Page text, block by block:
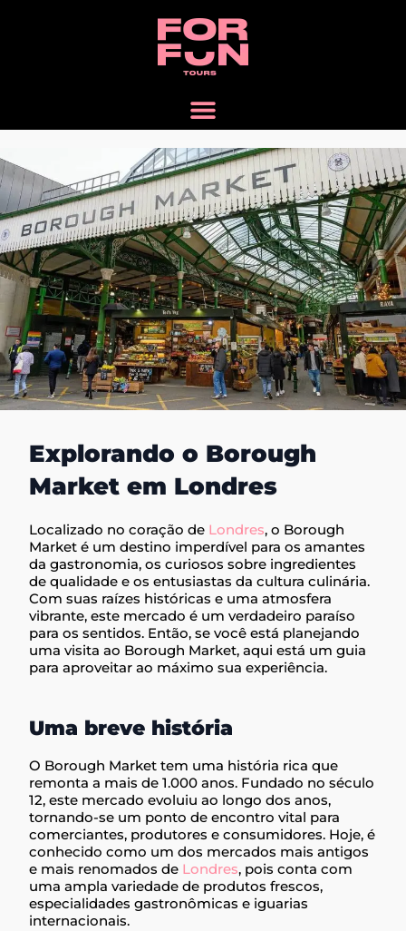
Explorando o Borough
Market em Londres
Localizado no coração de Londres, o Borough
Market é um destino imperdível para os amantes
da gastronomia, os curiosos sobre ingredientes
de qualidade e os entusiastas da cultura culinária.
Com suas raízes históricas e uma atmosfera
vibrante, este mercado é um verdadeiro paraíso
para os sentidos. Então, se você está planejando
uma visita ao Borough Market, aqui está um guia
para aproveitar ao máximo sua experiência.
Uma breve história
O Borough Market tem uma história rica que
remonta a mais de 1.000 anos. Fundado no século
12, este mercado evoluiu ao longo dos anos,
tornando-se um ponto de encontro vital para
comerciantes, produtores e consumidores. Hoje, é
conhecido como um dos mercados mais antigos
e mais renomados de Londres, pois conta com
uma ampla variedade de produtos frescos,
especialidades gastronômicas e iguarias
internacionais.